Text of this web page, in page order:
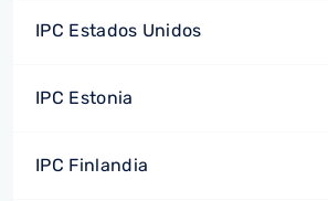
IPC Estados Unidos
IPC Estonia
IPC Finlandia